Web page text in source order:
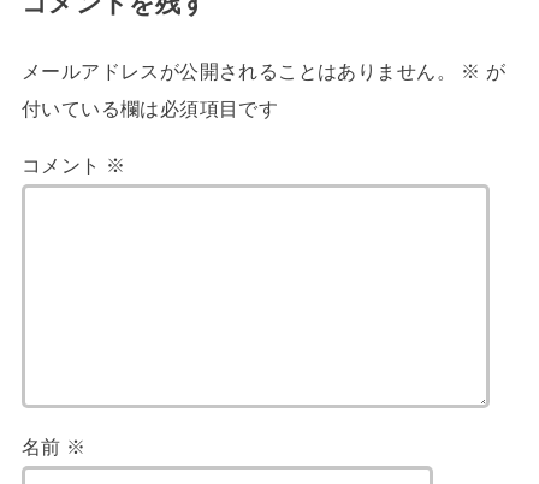
メールアドレスが公開されることはありません。 ※ が
付いている欄は必須項目です
コメント ※
名前 ※